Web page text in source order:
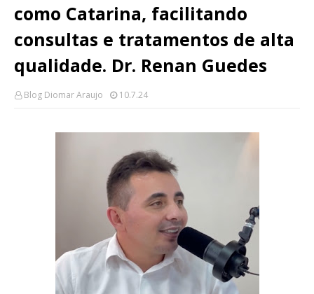
como Catarina, facilitando
consultas e tratamentos de alta
qualidade. Dr. Renan Guedes
Blog Diomar Araujo 10.7.24